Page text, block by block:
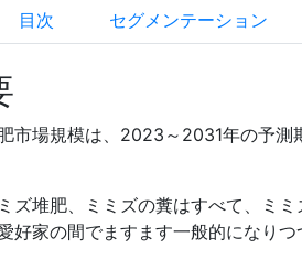
目次 セグメンテーション
市場規模は、2023～2031年の予測
ズ堆肥、ミミズの糞はすべて、ミ
好家の間でますます一般的になりつ